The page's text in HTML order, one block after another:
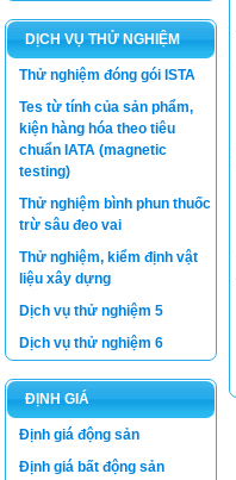
DỊCH VỤ THỬ NGHIỆM
Thử nghiệm đóng gói ISTA
Tes từ tính của sản phẩm,
kiện hàng hóa theo tiêu
chuẩn IATA (magnetic
testing)
Thử nghiệm bình phun thuốc
trừ sâu đeo vai
Thử nghiệm, kiểm định vật
liệu xây dựng
Dịch vụ thử nghiệm 5
Dịch vụ thử nghiệm 6
ĐỊNH GIÁ
Định giá động sản
Định giá bất động sản
Luật thương mại